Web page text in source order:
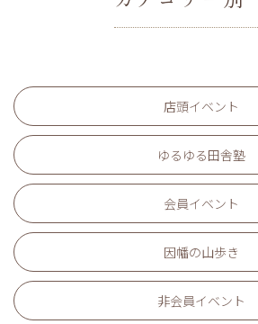
店頭イベント
ゆるゆる田舎塾
会員イベント
因幡の山歩き
非会員イベント